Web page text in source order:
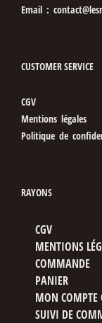
Email :
CUSTOMER SERVICE
CGV
Mentions légales
Politique de
RAYONS
CGV
MENTIONS
COMMANDE
PANIER
MON COMPTE
SUIVI DE